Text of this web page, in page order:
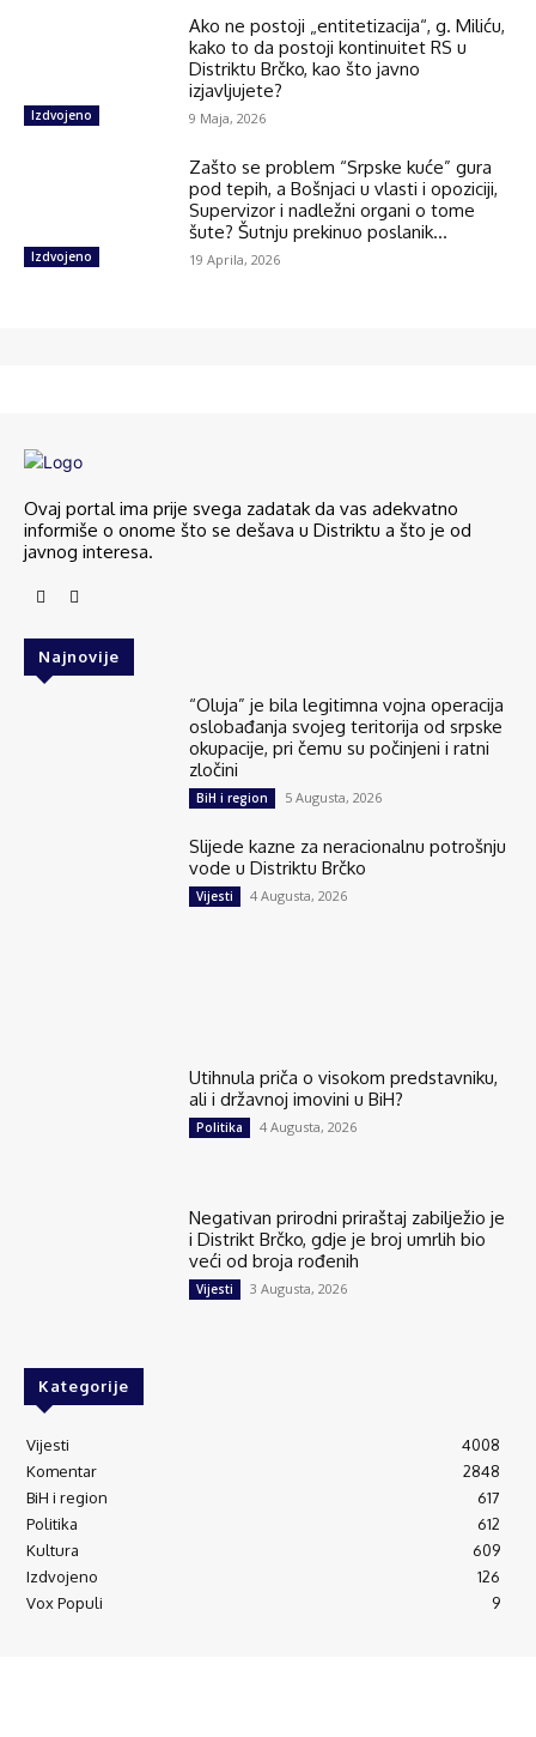
Izdvojeno
Ako ne postoji „entitetizacija“, g. Miliću,
kako to da postoji kontinuitet RS u
Distriktu Brčko, kao što javno
izjavljujete?
9 Maja, 2026
Izdvojeno
Zašto se problem “Srpske kuće” gura
pod tepih, a Bošnjaci u vlasti i opoziciji,
Supervizor i nadležni organi o tome
šute? Šutnju prekinuo poslanik...
19 Aprila, 2026
Ovaj portal ima prije svega zadatak da vas adekvatno
informiše o onome što se dešava u Distriktu a što je od
javnog interesa.
Najnovije
“Oluja” je bila legitimna vojna operacija
oslobađanja svojeg teritorija od srpske
okupacije, pri čemu su počinjeni i ratni
zločini
BiH i region 5 Augusta, 2026
Slijede kazne za neracionalnu potrošnju
vode u Distriktu Brčko
Vijesti 4 Augusta, 2026
Utihnula priča o visokom predstavniku,
ali i državnoj imovini u BiH?
Politika 4 Augusta, 2026
Negativan prirodni priraštaj zabilježio je
i Distrikt Brčko, gdje je broj umrlih bio
veći od broja rođenih
Vijesti 3 Augusta, 2026
Kategorije
Vijesti
4008
Komentar
2848
BiH i region
617
Politika
612
Kultura
609
Izdvojeno
126
Vox Populi
9